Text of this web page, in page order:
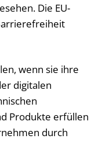
Die EU-
wenn sie ihre
digitalen
Produkte erfüllen
durch